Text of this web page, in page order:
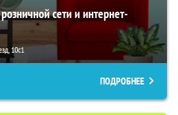
сети и интернет-
10с1
ПОДРОБНЕЕ